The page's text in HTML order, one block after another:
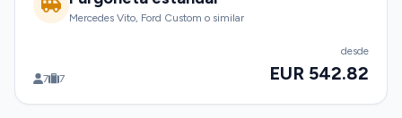
Mercedes Vito, Ford Custom o similar
7 7
desde
EUR 542.82